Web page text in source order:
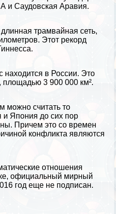
и Саудовская Аравия.
трамвайная сеть,
Этот рекорд
в России. Это
, площадью 3 900 000 км².
можно считать то
и Япония до сих пор
Причем это со времен
конфликта являются
отношения
официальный мирный
год еще не подписан.